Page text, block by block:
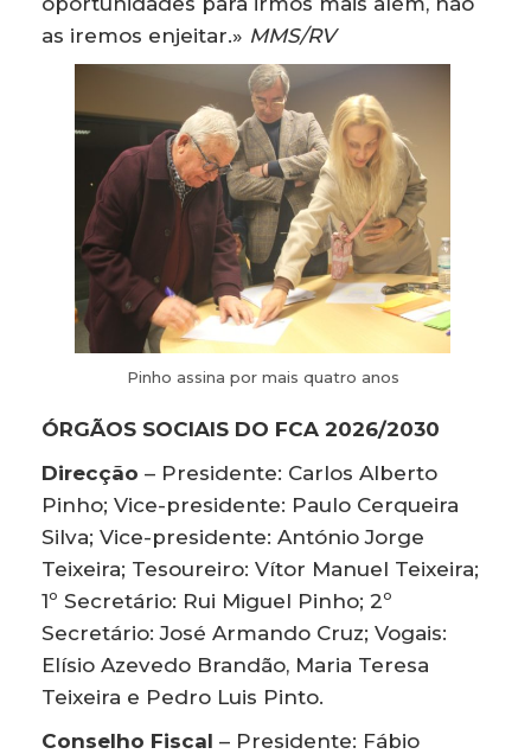
as iremos enjeitar.» MMS/RV
Pinho assina por mais quatro anos
ÓRGÃOS SOCIAIS DO FCA 2026/2030
Direcção – Presidente: Carlos Alberto
Pinho; Vice-presidente: Paulo Cerqueira
Silva; Vice-presidente: António Jorge
Teixeira; Tesoureiro: Vítor Manuel Teixeira;
1º Secretário: Rui Miguel Pinho; 2º
Secretário: José Armando Cruz; Vogais:
Elísio Azevedo Brandão, Maria Teresa
Teixeira e Pedro Luis Pinto.
Conselho Fiscal – Presidente: Fábio